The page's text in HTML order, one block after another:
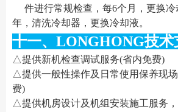
件进行常规检查，每6个月，更换冷
年，清洗冷却器，更换冷却液。
十一、LONGHONG技术
△提供新机检查调试服务(省内免费)
△提供一般性操作及日常使用保养现
费)
△提供机房设计及机组安装施工服务